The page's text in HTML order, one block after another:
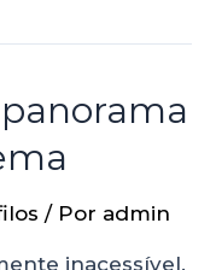
/ Por admin
inacessível.